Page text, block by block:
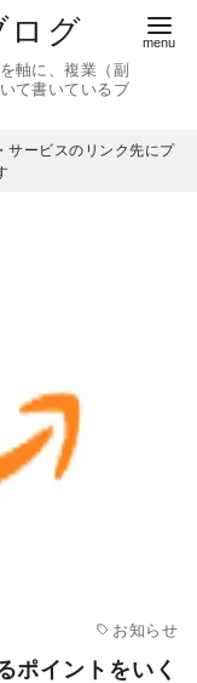
ログ
軸に、複業（副
て書いているブ
サービスのリンク先にプ
お知らせ
ポイントをいく